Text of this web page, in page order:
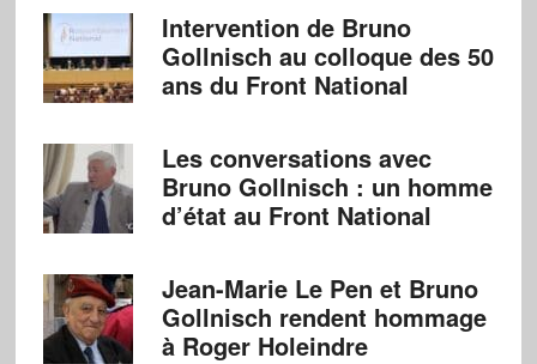
Intervention de Bruno
Gollnisch au colloque des 50
ans du Front National
Les conversations avec
Bruno Gollnisch : un homme
d’état au Front National
Jean-Marie Le Pen et Bruno
Gollnisch rendent hommage
à Roger Holeindre